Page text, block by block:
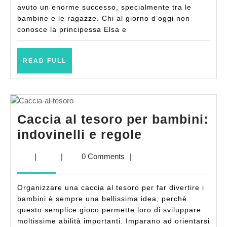
idee
regalo
perfette
per
e
ragazze
avuto un enorme successo, specialmente tra le
bambine e le ragazze. Chi al giorno d’oggi non
conosce la principessa Elsa e
READ FULL
Caccia al tesoro per bambini:
indovinelli e regole
bambini:
indovinelli
| | 0 Comments |
Organizzare una caccia al tesoro per far divertire i
bambini è sempre una bellissima idea, perchè
questo semplice gioco permette loro di sviluppare
moltissime abilità importanti. Imparano ad orientarsi